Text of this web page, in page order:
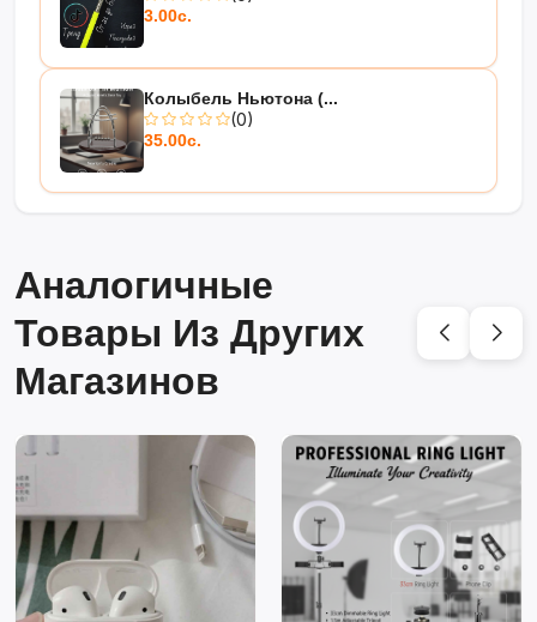
3.00с.
Колыбель Ньютона (...
(0)
35.00с.
Аналогичные
Товары Из Других
Магазинов